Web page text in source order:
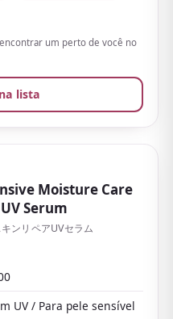
consegue usá-lo com
um perto de você no
lista
Moisture Care
Serum
ンリペアUVセラム
UV / Para pele sensível